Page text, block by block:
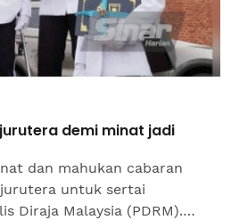
demi minat jadi
dan mahukan cabaran
untuk sertai
Diraja Malaysia (PDRM).